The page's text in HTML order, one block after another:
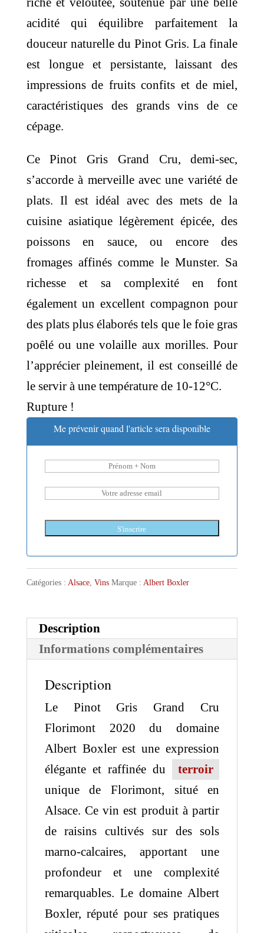
acidité qui équilibre parfaitement la
douceur naturelle du Pinot Gris. La finale
est longue et persistante, laissant des
impressions de fruits confits et de miel,
caractéristiques des grands vins de ce
cépage.
Ce Pinot Gris Grand Cru, demi-sec,
s’accorde à merveille avec une variété de
plats. Il est idéal avec des mets de la
cuisine asiatique légèrement épicée, des
poissons en sauce, ou encore des
fromages affinés comme le Munster. Sa
richesse et sa complexité en font
également un excellent compagnon pour
des plats plus élaborés tels que le foie gras
poêlé ou une volaille aux morilles. Pour
l’apprécier pleinement, il est conseillé de
le servir à une température de 10-12°C.
Rupture !
Me prévenir quand l'article sera disponible
S'inscrire
Catégories : Alsace, Vins Marque : Albert Boxler
Description
Informations complémentaires
Description
Le Pinot Gris Grand Cru
Florimont 2020 du domaine
Albert Boxler est une expression
élégante et raffinée du
terroir
unique de Florimont, situé en
Alsace. Ce vin est produit à partir
de raisins cultivés sur des sols
marno-calcaires, apportant une
profondeur et une complexité
remarquables. Le domaine Albert
Boxler, réputé pour ses pratiques